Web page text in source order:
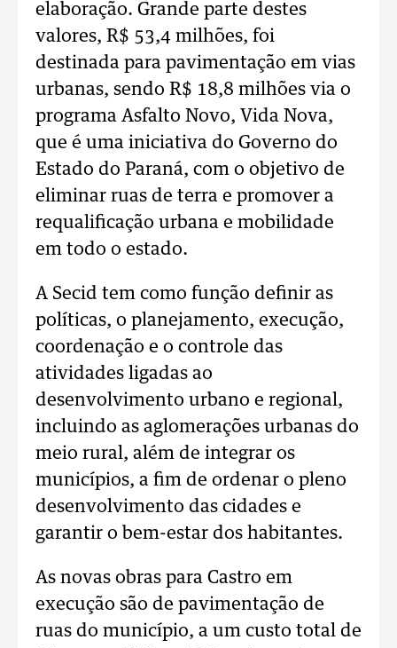
elaboração. Grande parte destes
valores, R$ 53,4 milhões, foi
destinada para pavimentação em vias
urbanas, sendo R$ 18,8 milhões via o
programa Asfalto Novo, Vida Nova,
que é uma iniciativa do Governo do
Estado do Paraná, com o objetivo de
eliminar ruas de terra e promover a
requalificação urbana e mobilidade
em todo o estado.
A Secid tem como função definir as
políticas, o planejamento, execução,
coordenação e o controle das
atividades ligadas ao
desenvolvimento urbano e regional,
incluindo as aglomerações urbanas do
meio rural, além de integrar os
municípios, a fim de ordenar o pleno
desenvolvimento das cidades e
garantir o bem-estar dos habitantes.
As novas obras para Castro em
execução são de pavimentação de
ruas do município, a um custo total de